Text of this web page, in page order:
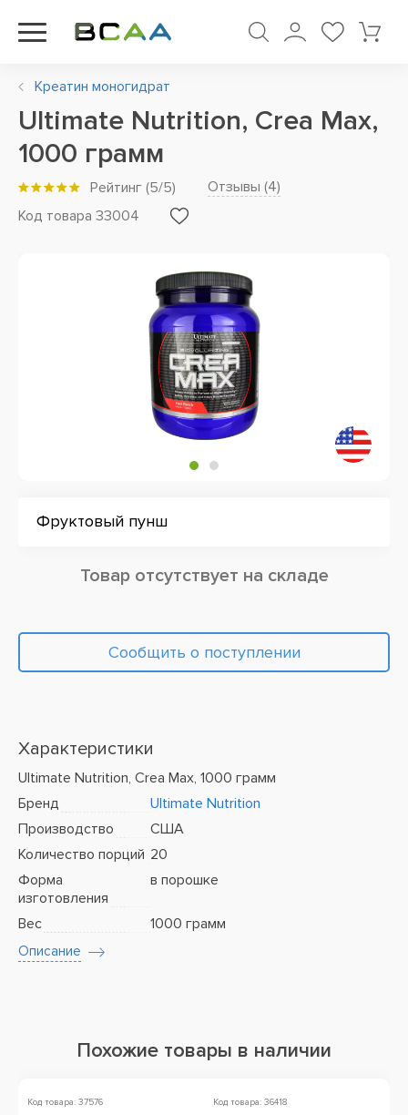
Креатин моногидрат
Ultimate Nutrition, Crea Max,
1000 грамм
Рейтинг (5/5) Отзывы (4)
Код товара 33004
Фруктовый пунш
Товар отсутствует на складе
Сообщить о поступлении
Характеристики
Ultimate Nutrition, Crea Max, 1000 грамм
Бренд
Ultimate Nutrition
Производство
США
Количество порций 20
Форма
изготовления
в порошке
Вес 1000 грамм
Описание
Похожие товары в наличии
Код товара: 37576 Код товара: 36418